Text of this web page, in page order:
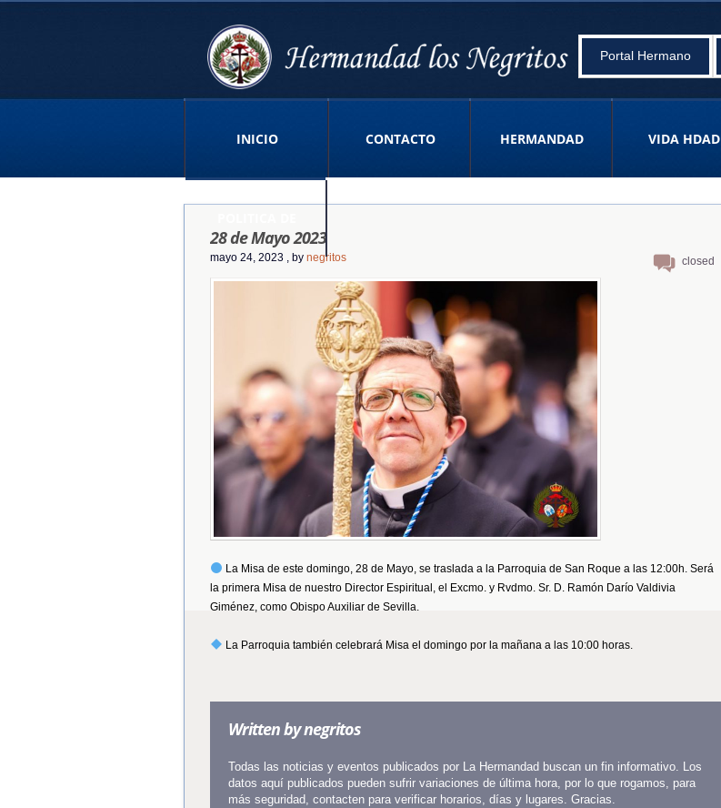
Portal Hermano
INICIO CONTACTO HERMANDAD VIDA HDAD
closed
28 de Mayo 2023
mayo 24, 2023 , by negritos
La Misa de este domingo, 28 de Mayo, se traslada a la Parroquia de San Roque a las 12:00h. Será
la primera Misa de nuestro Director Espiritual, el Excmo. y Rvdmo. Sr. D. Ramón Darío Valdivia
Giménez, como Obispo Auxiliar de Sevilla.
La Parroquia también celebrará Misa el domingo por la mañana a las 10:00 horas.
Written bynegritos
Todas las noticias y eventos publicados por La Hermandad buscan un fin informativo. Los
datos aquí publicados pueden sufrir variaciones de última hora, por lo que rogamos, para
más seguridad, contacten para verificar horarios, días y lugares. Gracias.